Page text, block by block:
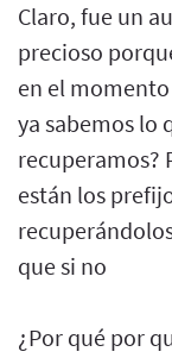
Claro, fue un
precioso
en el
ya sabemos lo
recuperamos?
están los
que si no
¿Por qué por